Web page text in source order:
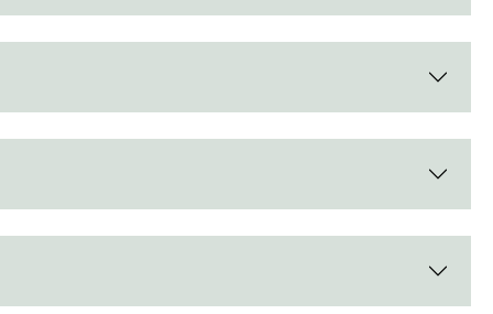
OGM, vegano, senza lattosio, senza glutine e senza